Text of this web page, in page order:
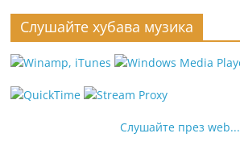
Слушайте хубава музика
Слушайте през web...